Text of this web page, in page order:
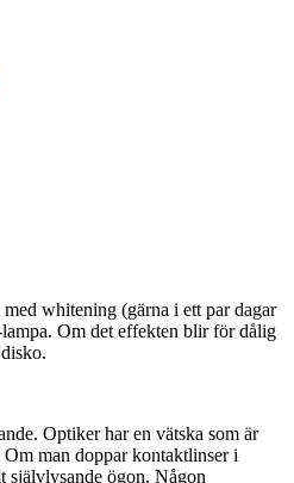
whitening (gärna i ett par dagar
Om det effekten blir för dålig
Optiker har en vätska som är
man doppar kontaktlinser i
självlysande ögon. Någon